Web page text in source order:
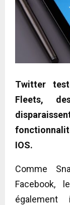
Twitter
Fleets,
IOS.
Comme
Facebook,